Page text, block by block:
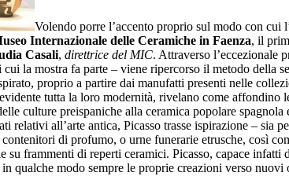
Volendo porre l’accento proprio sul modo con cui
Internazionale delle Ceramiche in Faenza, il
Casali, direttrice del MIC. Attraverso l’eccezionale
la mostra fa parte – viene ripercorso il metodo della
proprio a partire dai manufatti presenti nelle
tutta la loro modernità, rivelano come
culture preispaniche alla ceramica popolare
all’arte antica, Picasso trasse ispirazione – sia
di profumo, o urne funerarie etrusche, così
frammenti di reperti ceramici. Picasso, capace
qualche modo sempre le proprie creazioni verso